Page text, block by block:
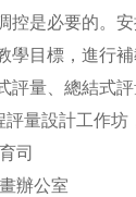
控是必要的。
學目標，進行
評量、總結式
量設計工作坊
司
辦公室